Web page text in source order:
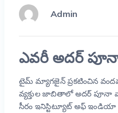
Admin
ఎవరీ అదర్
టైమ్ మ్యాగజైన్ ప్రకటించిన
వ్యక్తుల జాబితాలో అదర్
సీరం ఇనిస్టిట్యూట్ అఫ్ ఇండియా